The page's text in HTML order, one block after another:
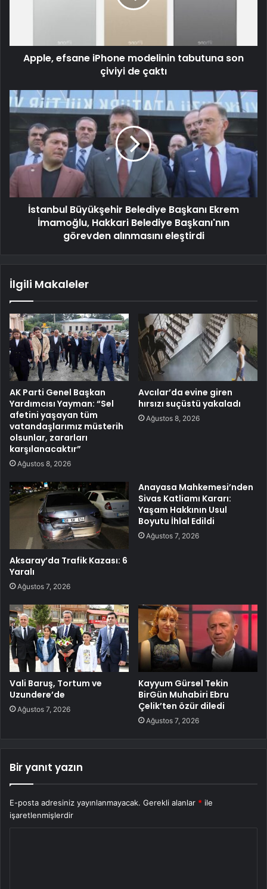
Apple, efsane iPhone modelinin tabutuna son
çiviyi de çaktı
İstanbul Büyükşehir Belediye Başkanı Ekrem
İmamoğlu, Hakkari Belediye Başkanı'nın
görevden alınmasını eleştirdi
İlgili Makaleler
AK Parti Genel Başkan
Yardımcısı Yayman: “Sel
afetini yaşayan tüm
vatandaşlarımız müsterih
olsunlar, zararları
karşılanacaktır”
Ağustos 8, 2026
Avcılar’da evine giren
hırsızı suçüstü yakaladı
Ağustos 8, 2026
Aksaray’da Trafik Kazası: 6
Yaralı
Ağustos 7, 2026
Anayasa Mahkemesi’nden
Sivas Katliamı Kararı:
Yaşam Hakkının Usul
Boyutu İhlal Edildi
Ağustos 7, 2026
Vali Baruş, Tortum ve
Uzundere’de
Ağustos 7, 2026
Kayyum Gürsel Tekin
BirGün Muhabiri Ebru
Çelik’ten özür diledi
Ağustos 7, 2026
Bir yanıt yazın
E-posta adresiniz yayınlanmayacak. Gerekli alanlar * ile
işaretlenmişlerdir